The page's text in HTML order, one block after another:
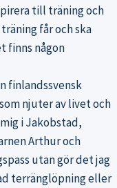
till träning och
får och ska
finns någon
finlandssvensk
njuter av livet och
i Jakobstad,
Arthur och
utan gör det jag
terränglöpning eller